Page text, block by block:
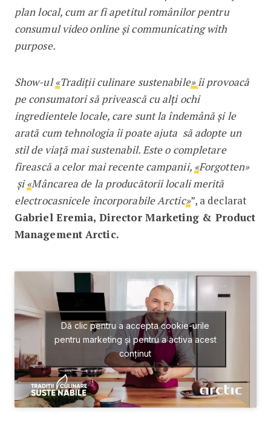
plan local, cum ar fi apetitul românilor pentru
consumul video online și communicating with
purpose.
Show-ul «Tradiții culinare sustenabile»îi provoacă
pe consumatori să privească cu alți ochi
ingredientele locale, care sunt la îndemână și le
arată cum tehnologia îi poate ajuta să adopte un
stil de viață mai sustenabil. Este o completare
firească a celor mai recente campanii, «Forgotten»
și«Mâncarea de la producătorii locali merită
electrocasnicele încorporabile Arctic»”, a declarat
Gabriel Eremia, Director Marketing & Product
Management Arctic.
Dă clic pentru a accepta cookie-urile
pentru marketing și pentru a activa acest
conținut